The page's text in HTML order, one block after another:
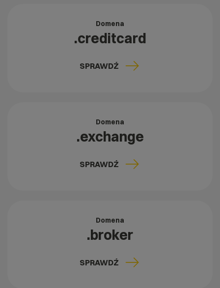
Domena
.creditcard
SPRAWDŹ
Domena
.exchange
SPRAWDŹ
Domena
.broker
SPRAWDŹ